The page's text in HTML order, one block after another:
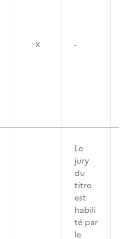
X -
Le
jury
du
titre
est
habili
té par
le